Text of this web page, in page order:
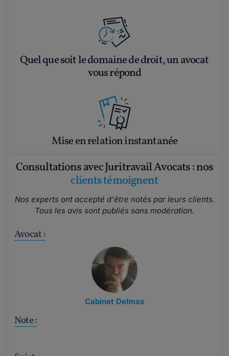
Quel que soit le domaine de droit, un avocat
vous répond
Mise en relation instantanée
Consultations avec Juritravail Avocats : nos
clients témoignent
Nos experts ont accepté d'être notés par leurs clients.
Tous les avis sont publiés sans modération.
Avocat :
Cabinet Delmas
Note :